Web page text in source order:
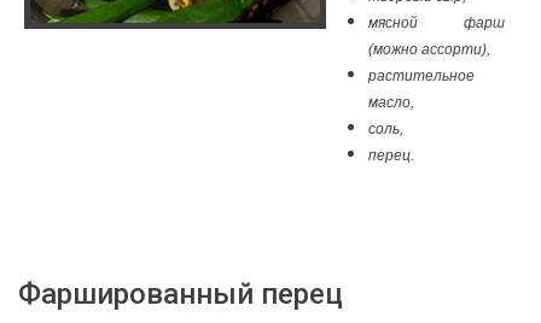
мясной фарш
(можно ассорти),
растительное
масло,
соль,
перец.
Фаршированный перец